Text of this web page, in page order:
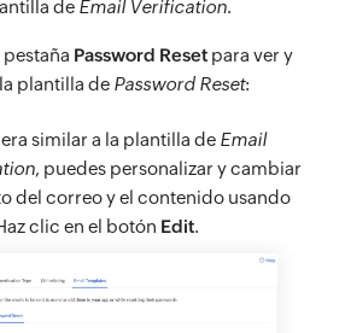
de Email Verification.
pestaña Password Reset para ver y
plantilla de Password Reset:
similar a la plantilla de Email
, puedes personalizar y cambiar
del correo y el contenido usando
clic en el botón Edit.